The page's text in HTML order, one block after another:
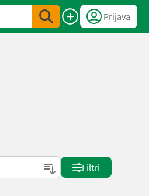
Prijava
Filtri